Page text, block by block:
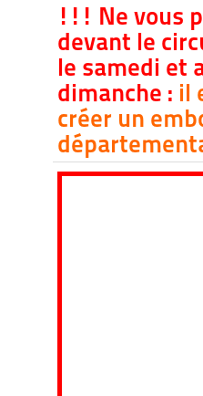
!!! Ne vous
devant le
le samedi et
dimanche : il
créer un